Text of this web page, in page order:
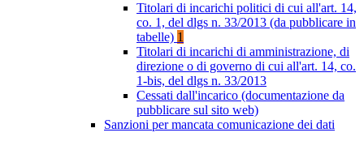
Titolari di incarichi politici di cui all'art. 14,
co. 1, del dlgs n. 33/2013 (da pubblicare in
tabelle) 1
Titolari di incarichi di amministrazione, di
direzione o di governo di cui all'art. 14, co.
1-bis, del dlgs n. 33/2013
Cessati dall'incarico (documentazione da
pubblicare sul sito web)
Sanzioni per mancata comunicazione dei dati